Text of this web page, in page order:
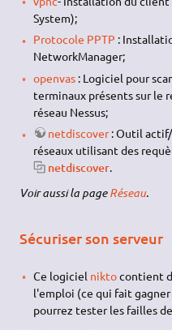
System);
Protocole PPTP :
NetworkManager;
openvas: Logiciel pour
terminaux présents sur le
réseau Nessus;
netdiscover: Outil actif/
réseaux utilisant des
netdiscover.
Voir aussi la pageRéseau.
Sécuriser son serveur
Ce logiciel niktocontient
l'emploi (ce qui fait
pourrez tester les failles